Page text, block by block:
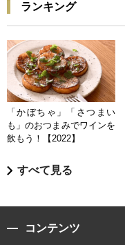
ランキング
「かぼちゃ」「さつまい
も」のおつまみでワインを
飲もう！【2022】
すべて見る
コンテンツ